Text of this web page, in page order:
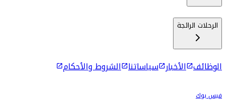
الرحلات الرائجة
الوظائف الأخبار سياساتنا الشروط والأحكام
فيس بوك